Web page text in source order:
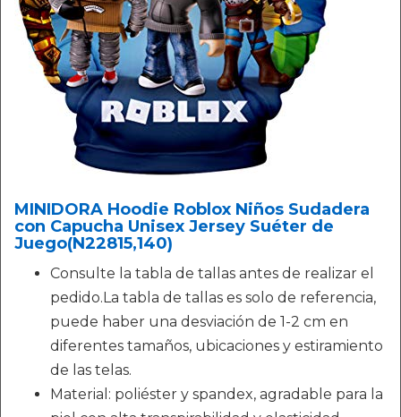
MINIDORA Hoodie Roblox Niños Sudadera
con Capucha Unisex Jersey Suéter de
Juego(N22815,140)
Consulte la tabla de tallas antes de realizar el
pedido.La tabla de tallas es solo de referencia,
puede haber una desviación de 1-2 cm en
diferentes tamaños, ubicaciones y estiramiento
de las telas.
Material: poliéster y spandex, agradable para la